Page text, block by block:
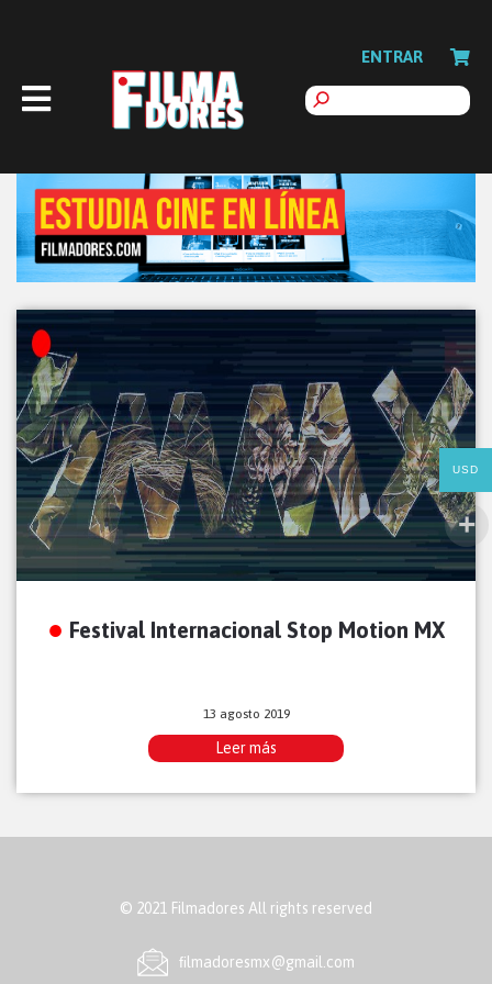
ENTRAR
Festival Internacional Stop Motion MX
13 agosto 2019
Leer más
© 2021 Filmadores All rights reserved
ﬁlmadoresmx@gmail.com
USD